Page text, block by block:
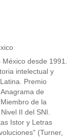
desde 1991.
intelectual y
Premio
de
de la
II del SNI.
Istor y Letras
(Turner,